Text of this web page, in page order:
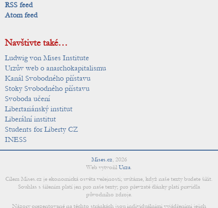
RSS feed
Atom feed
Navštivte také…
Ludwig von Mises Institute
Urzův web o anarchokapitalismu
Kanál Svobodného přístavu
Stoky Svobodného přístavu
Svoboda učení
Libertariánský institut
Liberální institut
Students for Liberty CZ
INESS
Mises.cz, 2026
Web vytvořil Urza.
Cílem Mises.cz je ekonomická osvěta veřejnosti; uvítáme, když naše texty budete šířit.
Souhlas s šířením platí jen pro naše texty; pro převzaté články platí pravidla
původního zdroje.
Názory prezentované na těchto stránkách jsou individuálními vyjádřeními jejich